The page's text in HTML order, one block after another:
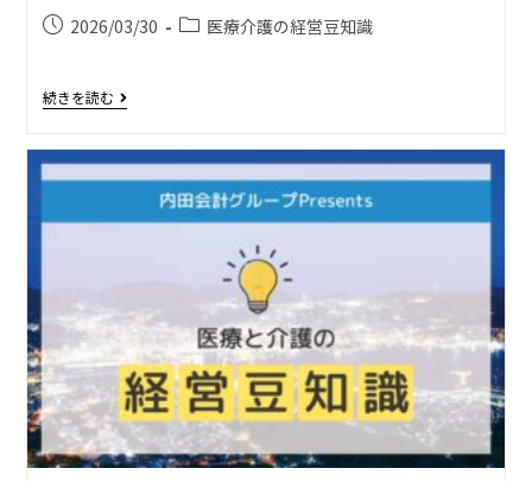
2026/03/30 医療介護の経営豆知識
続きを読む